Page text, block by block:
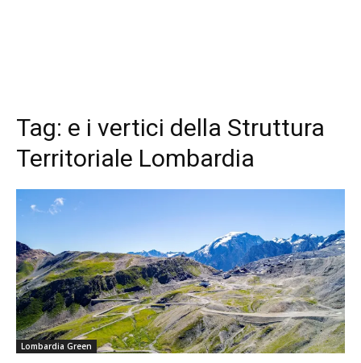
Tag: e i vertici della Struttura
Territoriale Lombardia
Lombardia Green